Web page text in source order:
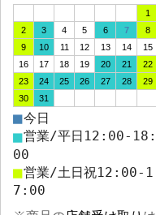
1
2
3 4 5 6 7
8
9
10 11 12 13 14
15
16
17 18 19 20 21
22
23
24 25 26 27 28
29
30
31
■今日
■営業/平日12:00-18:
00
■営業/土日祝12:00-1
7:00